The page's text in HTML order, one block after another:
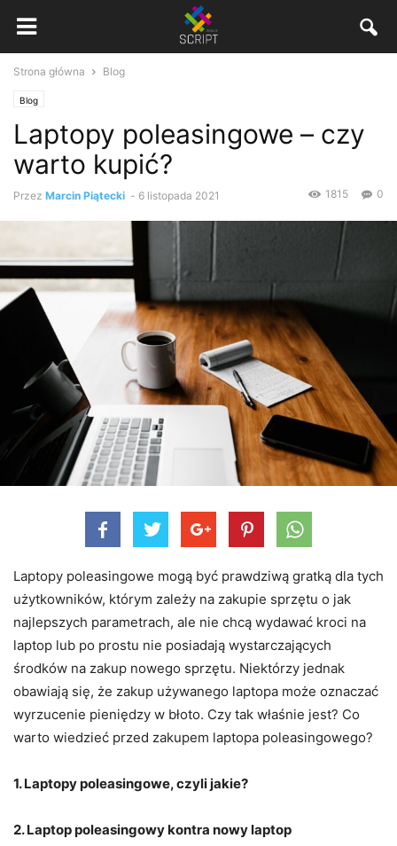
Strona główna Blog
Blog
Laptopy poleasingowe – czy
warto kupić?
Przez Marcin Piątecki - 6 listopada 2021 0
1815
Laptopy poleasingowe mogą być prawdziwą gratką dla tych
użytkowników, którym zależy na zakupie sprzętu o jak
najlepszych parametrach, ale nie chcą wydawać kroci na
laptop lub po prostu nie posiadają wystarczających
środków na zakup nowego sprzętu. Niektórzy jednak
obawiają się, że zakup używanego laptopa może oznaczać
wyrzucenie pieniędzy w błoto. Czy tak właśnie jest? Co
warto wiedzieć przed zakupem laptopa poleasingowego?
1. Laptopy poleasingowe, czyli jakie?
2. Laptop poleasingowy kontra nowy laptop